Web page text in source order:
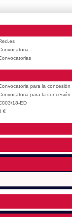
para la
para la
18-ED
€